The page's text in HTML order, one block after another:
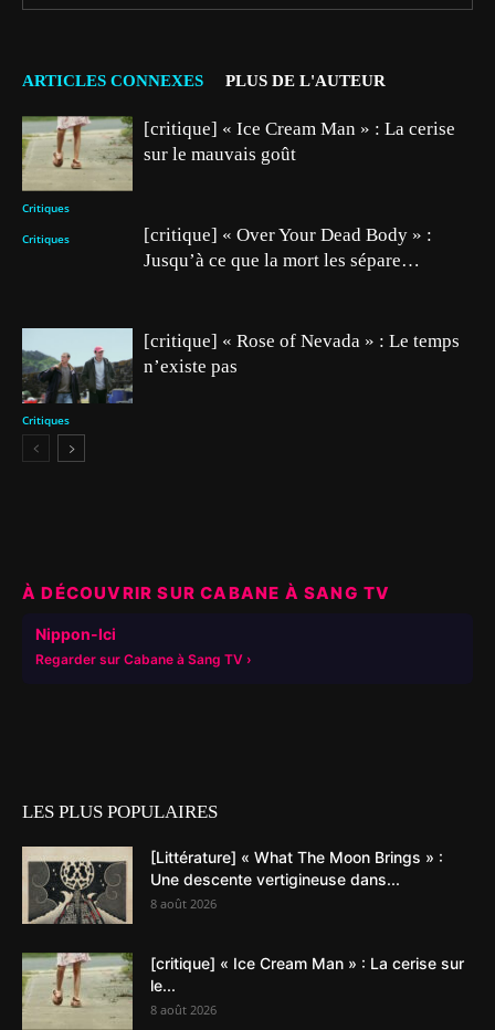
ARTICLES CONNEXES PLUS DE L'AUTEUR
Critiques
[critique] « Ice Cream Man » : La cerise
sur le mauvais goût
Critiques
[critique] « Over Your Dead Body » :
Jusqu’à ce que la mort les sépare…
Critiques
[critique] « Rose of Nevada » : Le temps
n’existe pas
À DÉCOUVRIR SUR CABANE À SANG TV
Nippon-Ici
Regarder sur Cabane à Sang TV
LES PLUS POPULAIRES
[Littérature] « What The Moon Brings » :
Une descente vertigineuse dans...
8 août 2026
[critique] « Ice Cream Man » : La cerise sur
le...
8 août 2026